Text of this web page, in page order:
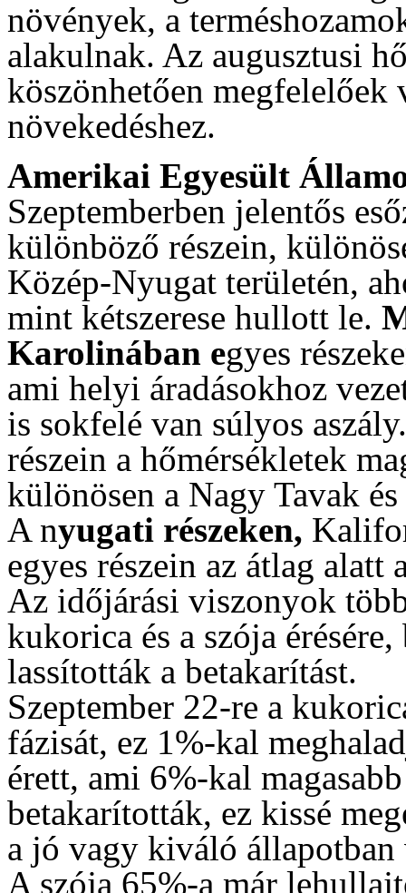
növények, a
alakulnak. Az augusztusi
köszönhetően megfelelőek
növekedéshez.
Amerikai Egyesült
Szeptemberben jelentős
különböző részein,
Közép-Nyugat területén,
mint kétszerese hullott le.
Karolinában egyes
ami helyi áradásokhoz
is sokfelé van súlyos
részein a hőmérsékletek
különösen a Nagy Tavak
A nyugati részeken,
egyes részein az átlag alatt
Az időjárási viszonyok
kukorica és a szója
lassították a betakarítást.
Szeptember 22-re a
fázisát, ez 1%-kal
érett, ami 6%-kal
betakarították, ez kissé
a jó vagy kiváló
A szója 65%-a már